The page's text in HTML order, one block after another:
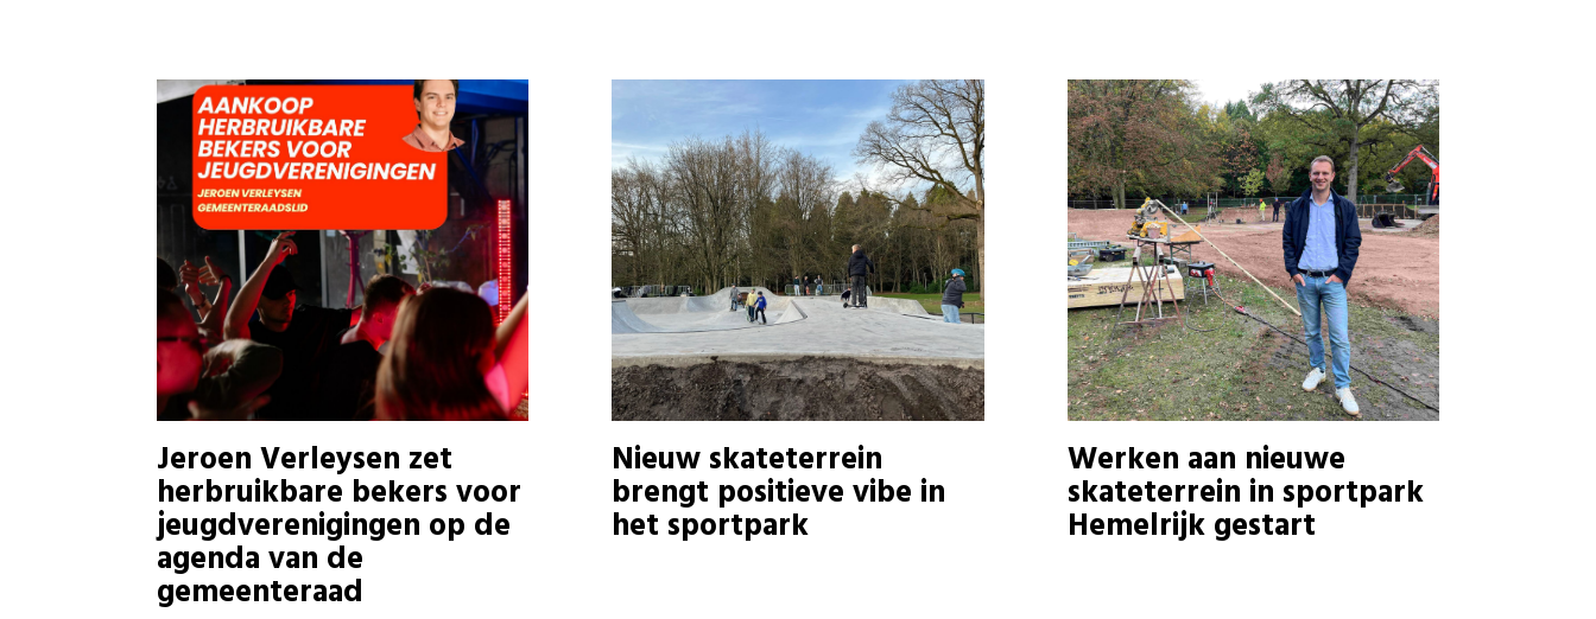
Jeroen Verleysen zet
herbruikbare bekers voor
jeugdverenigingen op de
agenda van de
gemeenteraad
Nieuw skateterrein
brengt positieve vibe in
het sportpark
Werken aan nieuwe
skateterrein in sportpark
Hemelrijk gestart